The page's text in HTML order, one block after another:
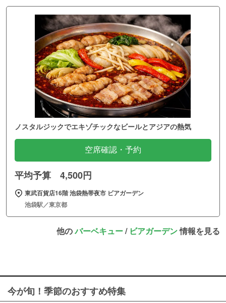
ノスタルジックでエキゾチックなビールとアジアの熱気
空席確認・予約
平均予算 4,500円
東武百貨店16階 池袋熱帯夜市 ビアガーデン
池袋駅／東京都
他のバーベキュー/ ビアガーデン情報を見る
今が旬！季節のおすすめ特集